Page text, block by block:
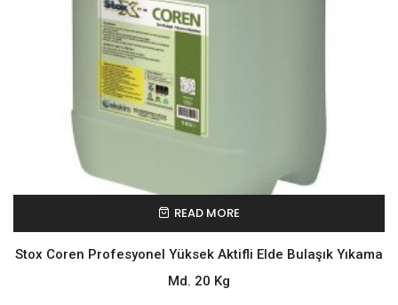
READ MORE
Stox Coren Profesyonel Yüksek Aktifli Elde Bulaşık Yıkama
Md. 20 Kg